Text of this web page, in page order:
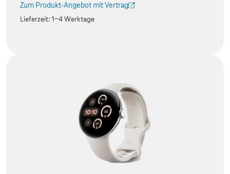
Zum Produkt-Angebot mit Vertrag
(Der Link wird in einem neuen Tab geöffnet)
Lieferzeit:1-4 Werktage